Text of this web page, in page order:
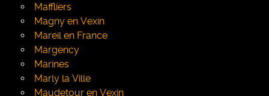
Maffliers
Magny en Vexin
Mareil en France
Margency
Marines
Marly la Ville
Maudetour en Vexin